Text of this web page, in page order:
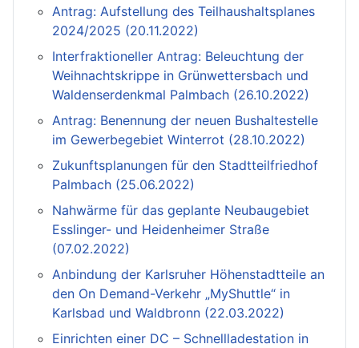
Antrag: Aufstellung des Teilhaushaltsplanes
2024/2025 (20.11.2022)
Interfraktioneller Antrag: Beleuchtung der
Weihnachtskrippe in Grünwettersbach und
Waldenserdenkmal Palmbach (26.10.2022)
Antrag: Benennung der neuen Bushaltestelle
im Gewerbegebiet Winterrot (28.10.2022)
Zukunftsplanungen für den Stadtteilfriedhof
Palmbach (25.06.2022)
Nahwärme für das geplante Neubaugebiet
Esslinger- und Heidenheimer Straße
(07.02.2022)
Anbindung der Karlsruher Höhenstadtteile an
den On Demand-Verkehr „MyShuttle“ in
Karlsbad und Waldbronn (22.03.2022)
Einrichten einer DC – Schnellladestation in